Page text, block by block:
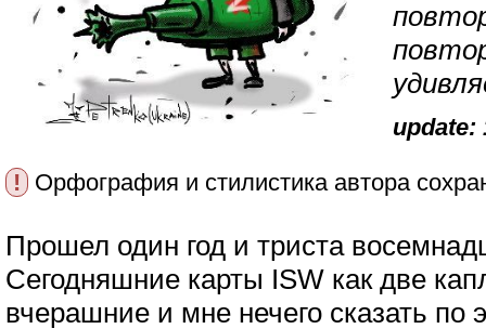
update:
! Орфография и стилистика автора
Прошел один год и триста
Сегодняшние карты ISW как две
вчерашние и мне нечего сказать по